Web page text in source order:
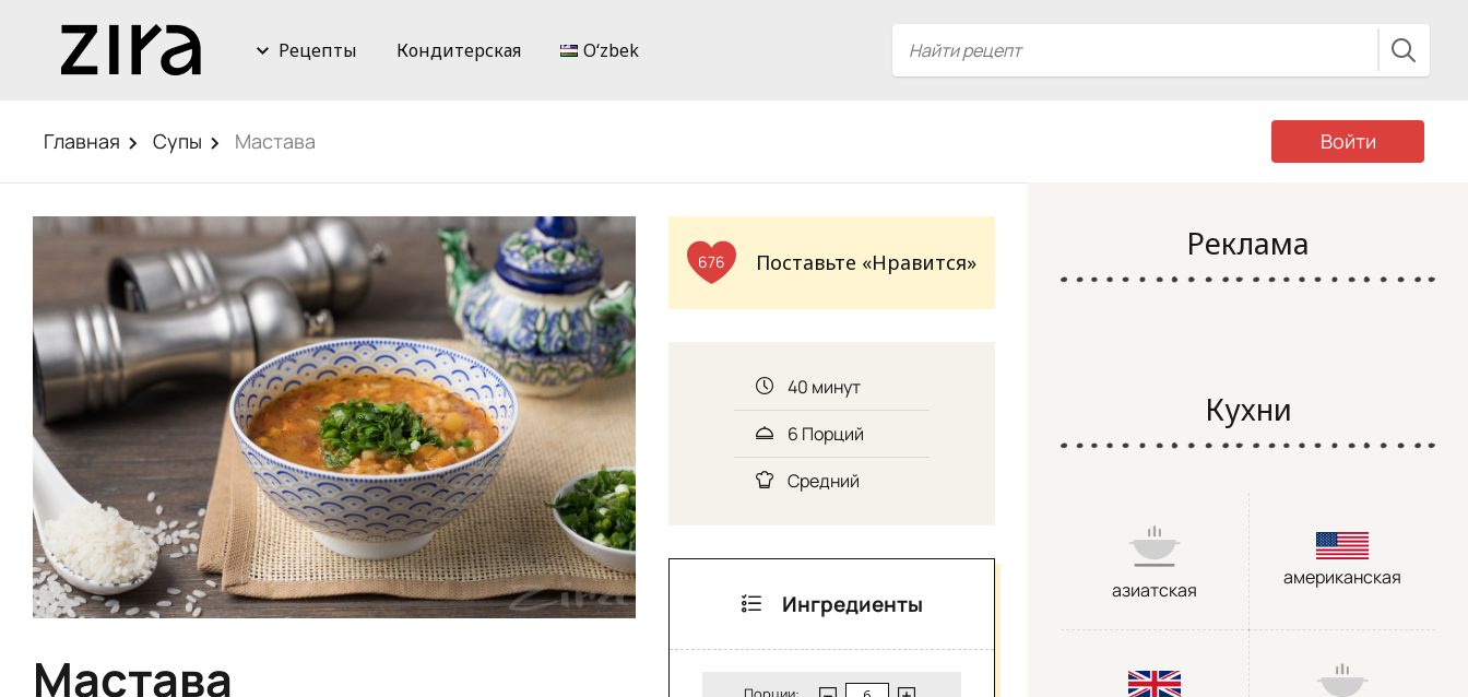
Рецепты Кондитерская Oʻzbek
Главная Супы Мастава Войти
Мастава
676 Поставьте «Нравится»
40 минут
6 Порций
Средний
Ингредиенты
Реклама
Кухни
азиатская
американская